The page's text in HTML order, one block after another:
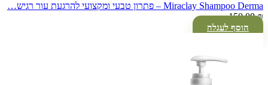
Miraclay Shampoo Derma – פתרון טבעי ומקצועי להרגעת עור רגיש…
150.00₪
הוסף לעגלה